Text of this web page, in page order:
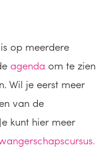
op meerdere
agenda om te zien
Wil je eerst meer
van de
kunt hier meer